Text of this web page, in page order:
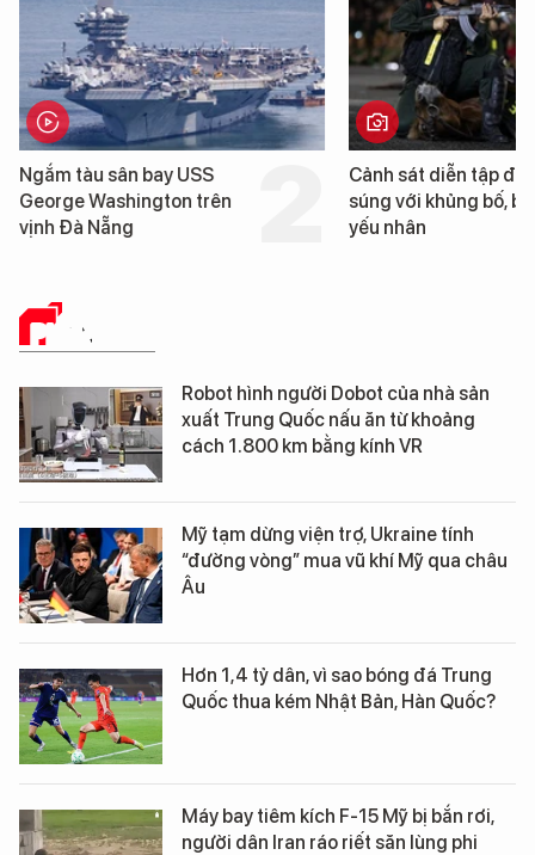
Cảnh sát diễn tập đấu
súng với khủng bố, bảo vệ
yếu nhân
Cận cảnh chiến
tống tàu sân bay
George
PHÂN TÍCH
Robot hình người Dobot của nhà sản
xuất Trung Quốc nấu ăn từ khoảng
cách 1.800 km bằng kính VR
Mỹ tạm dừng viện trợ, Ukraine tính
“đường vòng” mua vũ khí Mỹ qua châu
Âu
Hơn 1,4 tỷ dân, vì sao bóng đá Trung
Quốc thua kém Nhật Bản, Hàn Quốc?
Máy bay tiêm kích F-15 Mỹ bị bắn rơi,
người dân Iran ráo riết săn lùng phi